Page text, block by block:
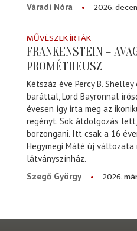
Váradi Nóra
2026.
MŰVÉSZEK ÍRTÁK
FRANKENSTEIN –
PROMÉTHEUSZ
Kétszáz éve Percy B.
baráttal, Lord Bayronnal
évesen így írta meg az
regényt. Sok átdolgozás
borzongani. Itt csak a 16
Hegymegi Máté új változata
látványszínház.
Szegő György
2026.